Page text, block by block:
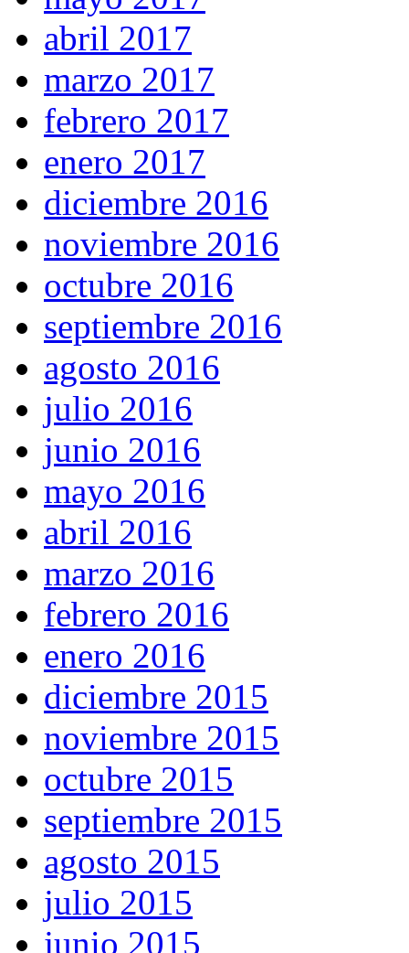
abril 2017
marzo 2017
febrero 2017
enero 2017
diciembre 2016
noviembre 2016
octubre 2016
septiembre 2016
agosto 2016
julio 2016
junio 2016
mayo 2016
abril 2016
marzo 2016
febrero 2016
enero 2016
diciembre 2015
noviembre 2015
octubre 2015
septiembre 2015
agosto 2015
julio 2015
junio 2015